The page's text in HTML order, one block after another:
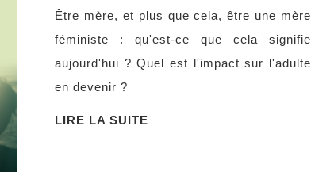
est
à
toi,
Être mère, et plus que cela, être une mère
féministe : qu'est-ce que cela signifie
aujourd'hui ? Quel est l'impact sur l'adulte
en devenir ?
LIRE LA SUITE